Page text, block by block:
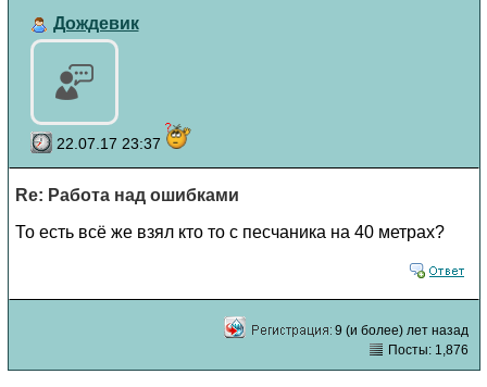
Дождевик
22.07.17 23:37
Re: Работа над ошибками
То есть всё же взял кто то с песчаника на 40 метрах?
9 (и более) лет назад
Посты: 1,876